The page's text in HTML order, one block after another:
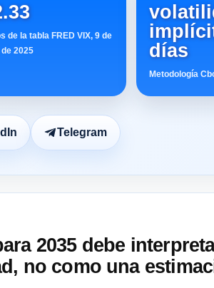
de la tabla FRED VIX, 9 de
2025
días
Metodología
Telegram
2035 debe
no como una